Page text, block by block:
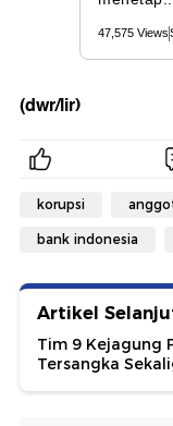
(dwr/lir)
korupsi
bank indonesia
Artikel
Tim 9 Kejagung
Tersangka